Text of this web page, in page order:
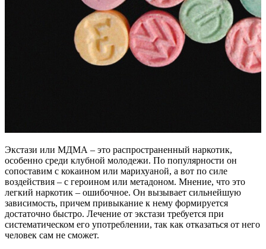
Экстази или МДМА – это распространенный наркотик,
особенно среди клубной молодежи. По популярности он
сопоставим с кокаином или марихуаной, а вот по силе
воздействия – с героином или метадоном. Мнение, что это
легкий наркотик – ошибочное. Он вызывает сильнейшую
зависимость, причем привыкание к нему формируется
достаточно быстро. Лечение от экстази требуется при
систематическом его употреблении, так как отказаться от него
человек сам не сможет.